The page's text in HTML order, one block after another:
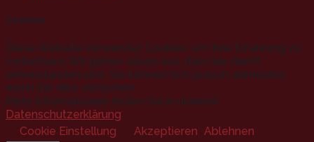
Cookies
Diese Website verwendet Cookies, um Ihre Erfahrung zu
verbessern. Wir gehen davon aus, dass Sie damit
einverstanden sind, Sie können sich jedoch abmelden,
wenn Sie dies wünschen.
Mehr Informationen finden Sie in unseren
Datenschutzerklärung
Cookie Einstellung
Akzeptieren Ablehnen